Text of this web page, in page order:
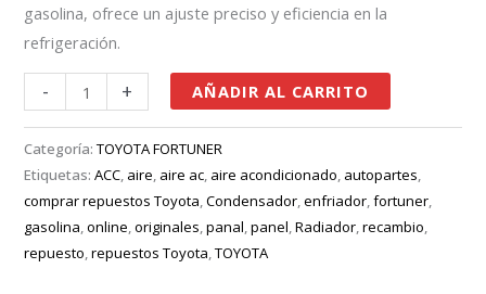
gasolina, ofrece un ajuste preciso y eficiencia en la
refrigeración.
- + AÑADIR AL CARRITO
Categoría:TOYOTA FORTUNER
Etiquetas:ACC aire aire ac aire acondicionado autopartes
comprar repuestos Toyota ,Condensador ,enfriador ,fortuner
gasolina ,online ,originales ,panal ,panel ,Radiador ,recambio
repuesto ,repuestos Toyota ,TOYOTA